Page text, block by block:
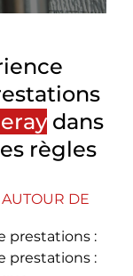
dans
règles
DE
prestations :
prestations :